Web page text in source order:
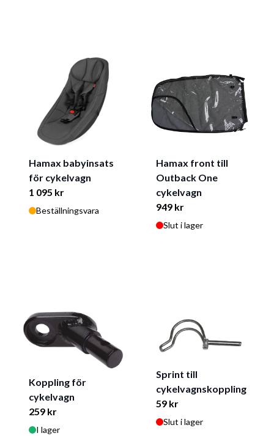
Hamax babyinsats
för cykelvagn
1 095 kr
Beställningsvara
Hamax front till
Outback One
cykelvagn
949 kr
Slut i lager
Koppling för
cykelvagn
259 kr
I lager
Sprint till
cykelvagnskoppling
59 kr
Slut i lager